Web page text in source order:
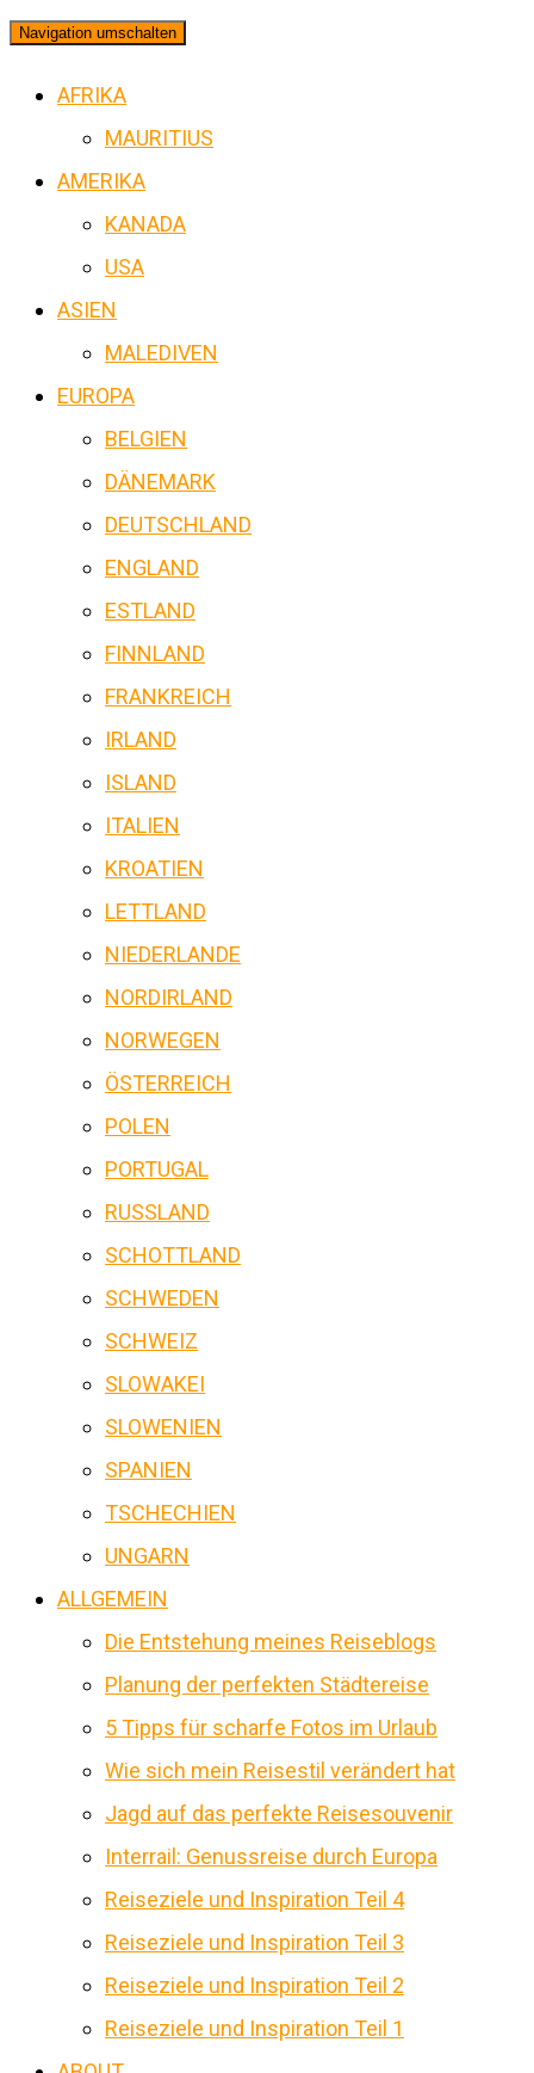
Navigation umschalten
AFRIKA
MAURITIUS
AMERIKA
KANADA
USA
ASIEN
MALEDIVEN
EUROPA
BELGIEN
DÄNEMARK
DEUTSCHLAND
ENGLAND
ESTLAND
FINNLAND
FRANKREICH
IRLAND
ISLAND
ITALIEN
KROATIEN
LETTLAND
NIEDERLANDE
NORDIRLAND
NORWEGEN
ÖSTERREICH
POLEN
PORTUGAL
RUSSLAND
SCHOTTLAND
SCHWEDEN
SCHWEIZ
SLOWAKEI
SLOWENIEN
SPANIEN
TSCHECHIEN
UNGARN
ALLGEMEIN
Die Entstehung meines Reiseblogs
Planung der perfekten Städtereise
5 Tipps für scharfe Fotos im Urlaub
Wie sich mein Reisestil verändert hat
Jagd auf das perfekte Reisesouvenir
Interrail: Genussreise durch Europa
Reiseziele und Inspiration Teil 4
Reiseziele und Inspiration Teil 3
Reiseziele und Inspiration Teil 2
Reiseziele und Inspiration Teil 1